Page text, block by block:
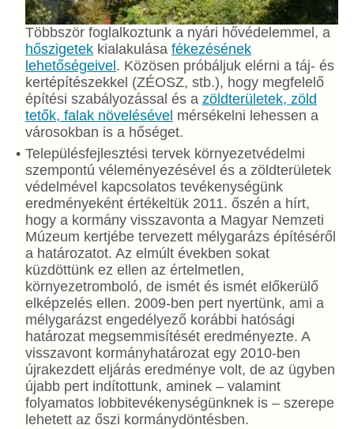
Többször foglalkoztunk a nyári hővédelemmel, a
hőszigetek kialakulása fékezésének
lehetőségeivel . Közösen próbáljuk elérni a táj- és
kertépítészekkel (ZÉOSZ, stb.), hogy megfelelő
építési szabályozással és a zöldterületek, zöld
tetők, falak növelésével mérsékelni lehessen a
városokban is a hőséget.
Településfejlesztési tervek környezetvédelmi
szempontú véleményezésével és a zöldterületek
védelmével kapcsolatos tevékenységünk
eredményeként értékeltük 2011. őszén a hírt,
hogy a kormány visszavonta a Magyar Nemzeti
Múzeum kertjébe tervezett mélygarázs építéséről
a határozatot. Az elmúlt években sokat
küzdöttünk ez ellen az értelmetlen,
környezetromboló, de ismét és ismét előkerülő
elképzelés ellen. 2009-ben pert nyertünk, ami a
mélygarázst engedélyező korábbi hatósági
határozat megsemmisítését eredményezte. A
visszavont kormányhatározat egy 2010-ben
újrakezdett eljárás eredménye volt, de az ügyben
újabb pert indítottunk, aminek – valamint
folyamatos lobbitevékenységünknek is – szerepe
lehetett az őszi kormánydöntésben.